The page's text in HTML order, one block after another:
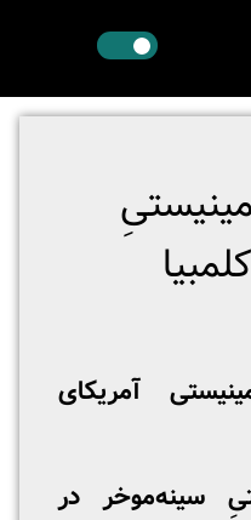
آمریکای
سینه‌موخر در